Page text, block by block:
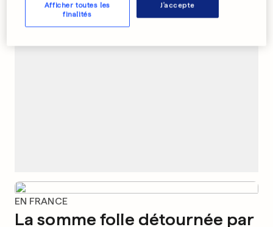
EN FRANCE
La somme folle détournée par
Afficher toutes les
finalités
J'accepte